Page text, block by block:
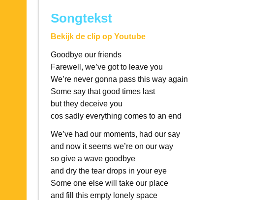
Songtekst
Bekijk de clip op Youtube
Goodbye our friends
Farewell, we’ve got to leave you
We’re never gonna pass this way again
Some say that good times last
but they deceive you
cos sadly everything comes to an end
We’ve had our moments, had our say
and now it seems we’re on our way
so give a wave goodbye
and dry the tear drops in your eye
Some one else will take our place
and fill this empty lonely space